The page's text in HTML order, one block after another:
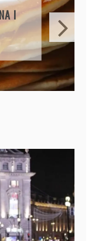
PIŠKOTE,
ČOKOLADA U
KOMBINACIJI
6. avgust 2026.